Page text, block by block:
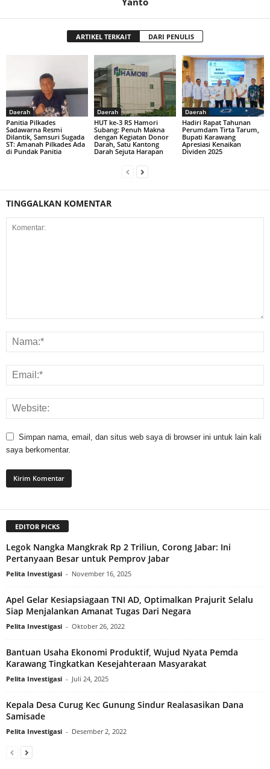
ARTIKEL TERKAIT DARI PENULIS
Daerah
Panitia Pilkades
Sadawarna Resmi
Dilantik, Samsuri Sugada
ST: Amanah Pilkades Ada
di Pundak Panitia
Daerah
HUT ke-3 RS Hamori
Subang: Penuh Makna
dengan Kegiatan Donor
Darah, Satu Kantong
Darah Sejuta Harapan
Daerah
Hadiri Rapat Tahunan
Perumdam Tirta Tarum,
Bupati Karawang
Apresiasi Kenaikan
Dividen 2025
TINGGALKAN KOMENTAR
Simpan nama, email, dan situs web saya di browser ini untuk lain kali
saya berkomentar.
EDITOR PICKS
Legok Nangka Mangkrak Rp 2 Triliun, Corong Jabar: Ini
Pertanyaan Besar untuk Pemprov Jabar
Pelita Investigasi - November 16, 2025
Apel Gelar Kesiapsiagaan TNI AD, Optimalkan Prajurit Selalu
Siap Menjalankan Amanat Tugas Dari Negara
Pelita Investigasi - Oktober 26, 2022
Bantuan Usaha Ekonomi Produktif, Wujud Nyata Pemda
Karawang Tingkatkan Kesejahteraan Masyarakat
Pelita Investigasi - Juli 24, 2025
Kepala Desa Curug Kec Gunung Sindur Realasasikan Dana
Samisade
Pelita Investigasi - Desember 2, 2022